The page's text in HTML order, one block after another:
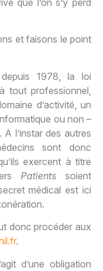
que l’on s’y perd
et faisons le point
1978, la loi
tout professionnel,
d’activité, un
ou non –
l’instar des autres
sont donc
exercent à titre
Patientssoient
médical est ici
donc procéder aux
.
d’une obligation